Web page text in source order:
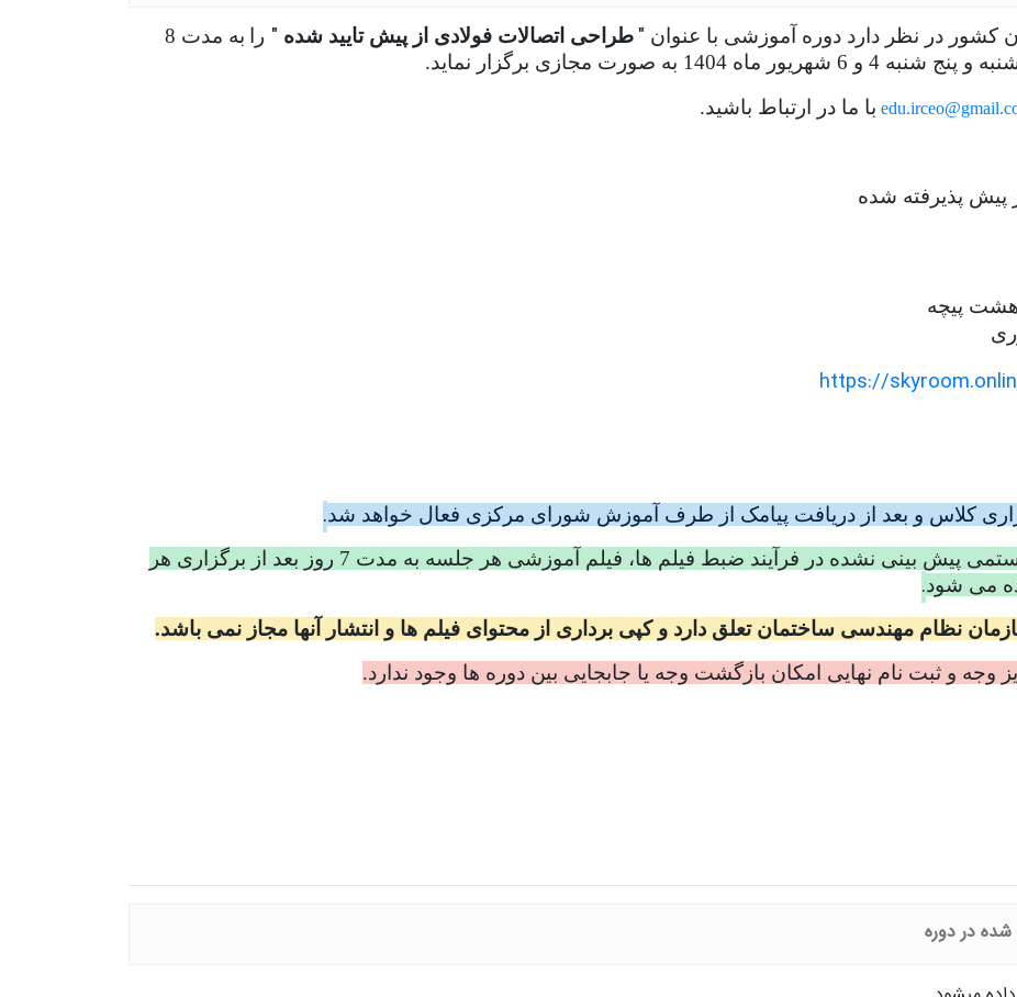
کشور در نظر دارد دوره آموزشی با عنوان " طراحی اتصالات فولادی از پیش تایید شده " را
به مدت 8
با ما در ارتباط باشید.
پذیرفته شده
هشت پیچه
https://
کلاس و بعد از دریافت پیامک از طرف آموزش شورای مرکزی فعال خواهد شد.
توجه: در صورت عدم بروز مشکلات سیستمی پیش بینی نشده در فرآیند ضبط فیلم ها، فیلم آموزشی هر جلسه به مدت 7 روز بعد از برگزاری هر
می شود.
نظام مهندسی ساختمان تعلق دارد و کپی برداری از محتوای فیلم ها و انتشار آنها مجاز نمی باشد.
وجه و ثبت نام نهایی امکان بازگشت وجه یا جابجایی بین دوره ها وجود ندارد.
شده در دوره